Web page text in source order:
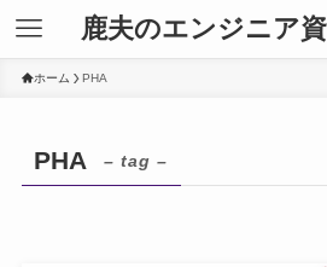
鹿夫のエンジニア
ホーム PHA
PHA – tag –